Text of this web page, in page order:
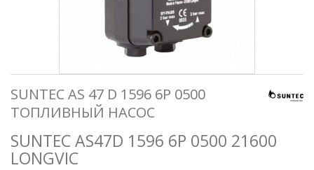
SUNTEC AS 47 D 1596 6P 0500
ТОПЛИВНЫЙ НАСОС
SUNTEC AS47D 1596 6P 0500 21600
LONGVIC